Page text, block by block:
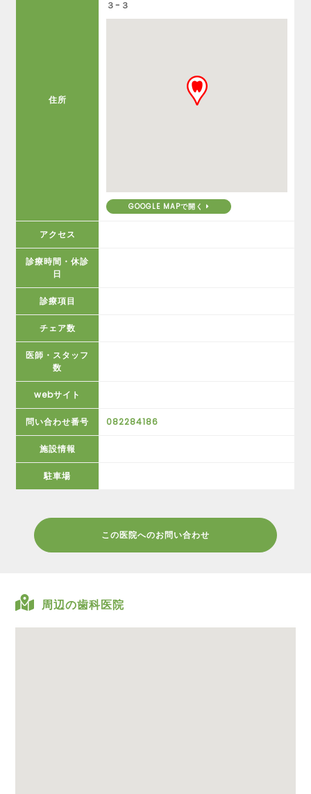
住所
３-３
GOOGLE MAPで開く
アクセス
診療時間・休診
日
診療項目
チェア数
医師・スタッフ
数
webサイト
問い合わせ番号 082284186
施設情報
駐車場
この医院へのお問い合わせ
周辺の歯科医院